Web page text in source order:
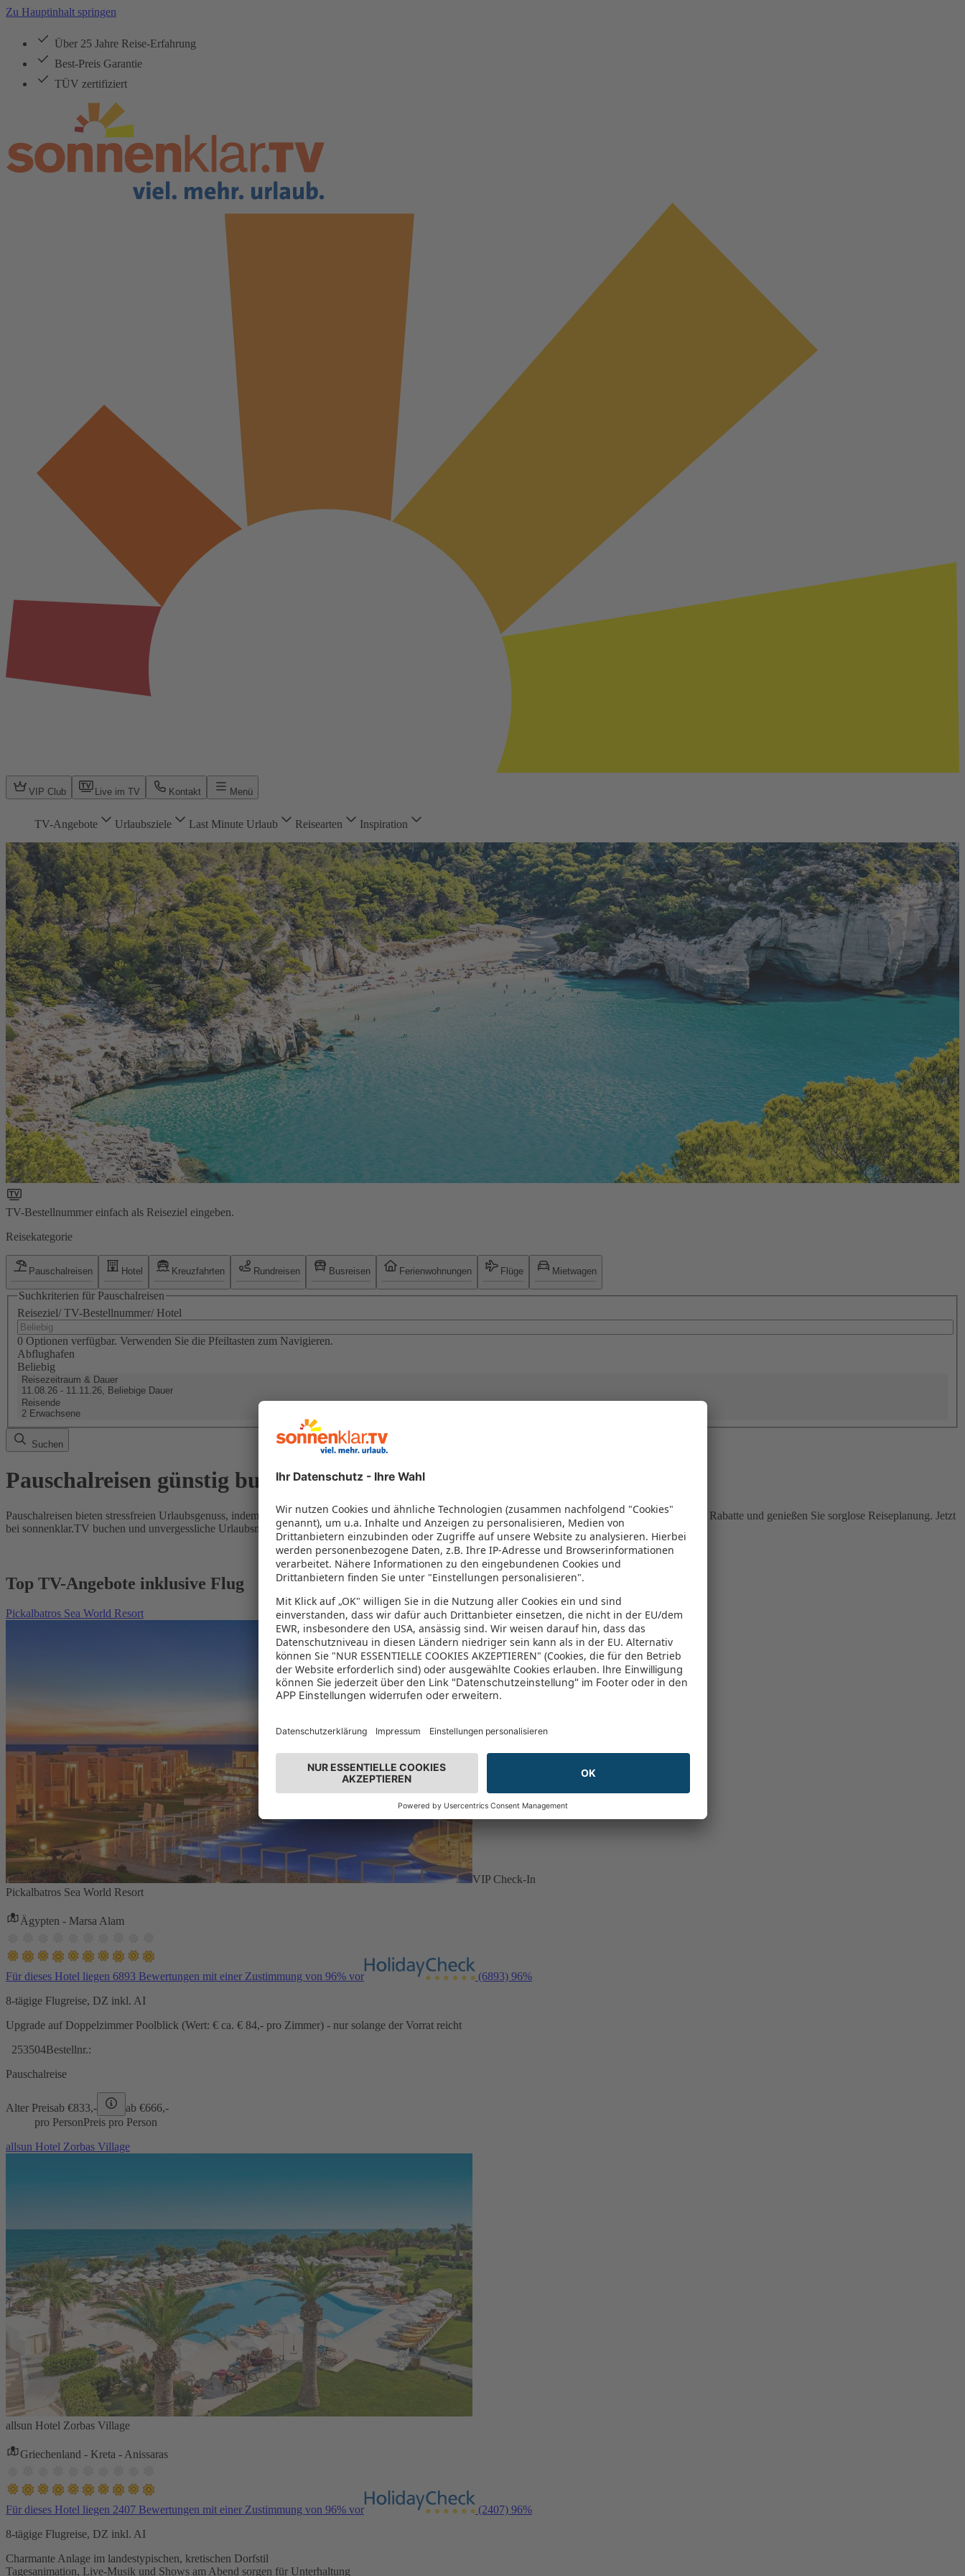
Zu Hauptinhalt springen
Über 25 Jahre Reise-Erfahrung
Best-Preis Garantie
TÜV zertifiziert
VIP Club Live im TV Kontakt Menü
TV-Angebote Urlaubsziele Last Minute Urlaub Reisearten Inspiration
TV-Bestellnummer einfach als Reiseziel eingeben.
Reisekategorie
Pauschalreisen Hotel Kreuzfahrten Rundreisen Busreisen Ferienwohnungen Flüge Mietwagen
Suchkriterien für Pauschalreisen
Reiseziel/ TV-Bestellnummer/ Hotel
0 Optionen verfügbar. Verwenden Sie die Pfeiltasten zum Navigieren.
Abflughafen
Beliebig
Reisezeitraum & Dauer
11.08.26 - 11.11.26, Beliebige Dauer
Reisende
2 Erwachsene
Suchen
Pauschalreisen günstig buchen
Pauschalreisen bieten stressfreien Urlaubsgenuss, indem Flug und Hotel in einem Paket kombiniert werden – das spart Zeit und Geld. Nutzen Sie attraktive Rabatte und genießen Sie sorglose Reiseplanung. Jetzt
bei sonnenklar.TV buchen und unvergessliche Urlaubsmomente erleben!
Top TV-Angebote inklusive Flug
Pickalbatros Sea World Resort
VIP Check-In
Pickalbatros Sea World Resort
Ägypten - Marsa Alam
Für dieses Hotel liegen 6893 Bewertungen mit einer Zustimmung von 96% vor (6893) 96%
8-tägige Flugreise, DZ inkl. AI
Upgrade auf Doppelzimmer Poolblick (Wert: € ca. € 84,- pro Zimmer) - nur solange der Vorrat reicht
253504Bestellnr.:
Pauschalreise
Alter Preisab €833,- ab €666,-
pro PersonPreis pro Person
allsun Hotel Zorbas Village
allsun Hotel Zorbas Village
Griechenland - Kreta - Anissaras
Für dieses Hotel liegen 2407 Bewertungen mit einer Zustimmung von 96% vor (2407) 96%
8-tägige Flugreise, DZ inkl. AI
Charmante Anlage im landestypischen, kretischen Dorfstil
Tagesanimation, Live-Musik und Shows am Abend sorgen für Unterhaltung